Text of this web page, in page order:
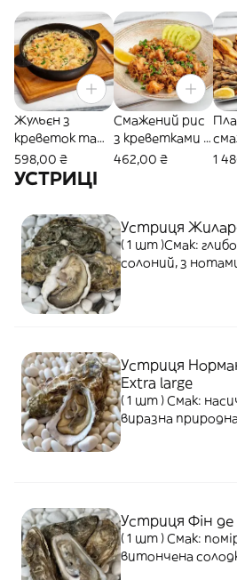
Жульєн з
креветок та
лосося (250g)
598,00 ₴
Смажений рис
з креветками в
тайському
462,00 ₴
з1
УСТРИЦІ
Устриця
( 1 шт )Смак:
солоний, з
Устриця
Extra large
( 1 шт ) Смак:
виразна
Устриця Фін
( 1 шт ) Смак:
витончена